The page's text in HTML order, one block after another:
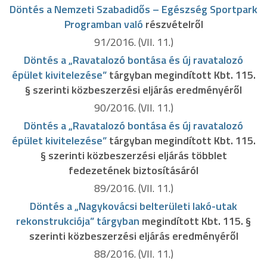
Döntés a Nemzeti Szabadidős – Egészség Sportpark
Programban való részvételről
91/2016. (VII. 11.)
Döntés a „Ravatalozó bontása és új ravatalozó
épület kivitelezése” tárgyban megindított Kbt. 115.
§ szerinti közbeszerzési eljárás eredményéről
90/2016. (VII. 11.)
Döntés a „Ravatalozó bontása és új ravatalozó
épület kivitelezése” tárgyban megindított Kbt. 115.
§ szerinti közbeszerzési eljárás többlet
fedezetének biztosításáról
89/2016. (VII. 11.)
Döntés a „Nagykovácsi belterületi lakó-utak
rekonstrukciója” tárgyban megindított Kbt. 115. §
szerinti közbeszerzési eljárás eredményéről
88/2016. (VII. 11.)